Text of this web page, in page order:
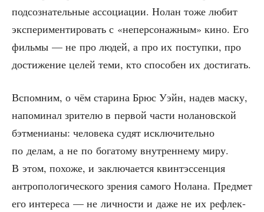
под­со­зна­тель­ные ассо­ци­а­ции. Нолан тоже любит
экс­пе­ри­мен­ти­ро­вать с «непер­со­наж­ным» кино. Его
филь­мы — не про людей, а про их поступ­ки, про
дости­же­ние целей теми, кто спо­со­бен их достигать.
Вспом­ним, о чём ста­ри­на Брюс Уэйн, надев мас­ку,
напо­ми­нал зри­те­лю в пер­вой части нола­нов­ской
бэт­ме­ни­а­ны: чело­ве­ка судят исклю­чи­тель­но
по делам, а не по бога­то­му внут­рен­не­му миру.
В этом, похо­же, и заклю­ча­ет­ся квинт­эс­сен­ция
антро­по­ло­ги­че­ско­го зре­ния само­го Нола­на. Пред­мет
его инте­ре­са — не лич­но­сти и даже не их рефлек­